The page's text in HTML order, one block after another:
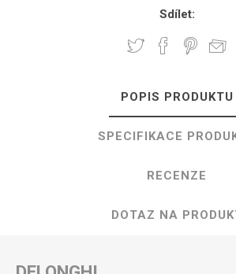
Sdílet:
POPIS PRODUKTU
SPECIFIKACE
RECENZE
DOTAZ NA